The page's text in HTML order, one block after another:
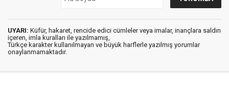
UYARI: Küfür, hakaret, rencide edici cümleler veya imalar, inançlara saldırı
içeren, imla kuralları ile yazılmamış,
Türkçe karakter kullanılmayan ve büyük harflerle yazılmış yorumlar
onaylanmamaktadır.